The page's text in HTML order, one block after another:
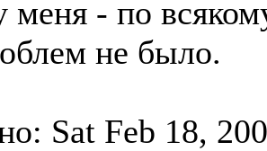
меня - по
не было.
Sat Feb 18,